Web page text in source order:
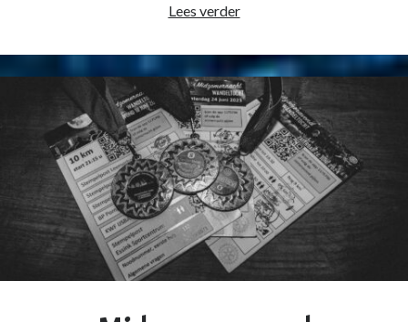
Lees verderDrivers
Windows
11
installatie
toevoegen